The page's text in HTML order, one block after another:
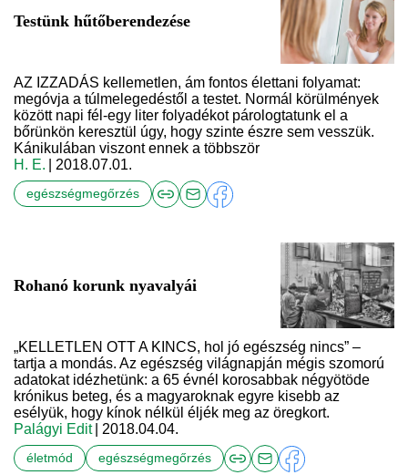
Testünk hűtőberendezése
AZ IZZADÁS kellemetlen, ám fontos élettani folyamat:
megóvja a túlmelegedéstől a testet. Normál körülmények
között napi fél-egy liter folyadékot párologtatunk el a
bőrünkön keresztül úgy, hogy szinte észre sem vesszük.
Kánikulában viszont ennek a többször
H. E.
| 2018.07.01.
egészségmegőrzés
Rohanó korunk nyavalyái
„KELLETLEN OTT A KINCS, hol jó egészség nincs” –
tartja a mondás. Az egészség világnapján mégis szomorú
adatokat idézhetünk: a 65 évnél korosabbak négyötöde
krónikus beteg, és a magyaroknak egyre kisebb az
esélyük, hogy kínok nélkül éljék meg az öregkort.
Palágyi Edit
| 2018.04.04.
életmód egészségmegőrzés